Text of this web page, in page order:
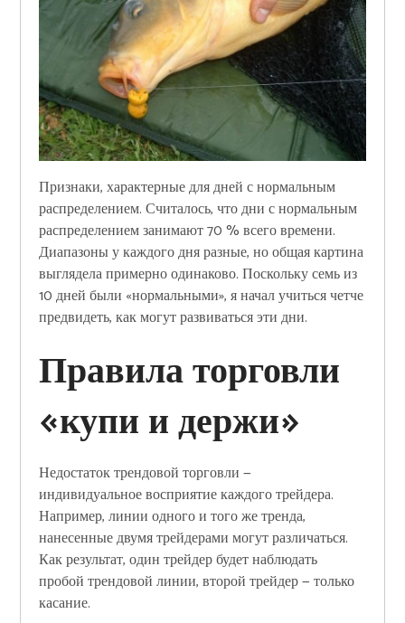
Признаки, характерные для дней с нормальным
распределением. Считалось, что дни с нормальным
распределением занимают 70 % всего времени.
Диапазоны у каждого дня разные, но общая картина
выглядела примерно одинаково. Поскольку семь из
10 дней были «нормальными», я начал учиться четче
предвидеть, как могут развиваться эти дни.
Правила торговли
«купи и держи»
Недостаток трендовой торговли —
индивидуальное восприятие каждого трейдера.
Например, линии одного и того же тренда,
нанесенные двумя трейдерами могут различаться.
Как результат, один трейдер будет наблюдать
пробой трендовой линии, второй трейдер — только
касание.